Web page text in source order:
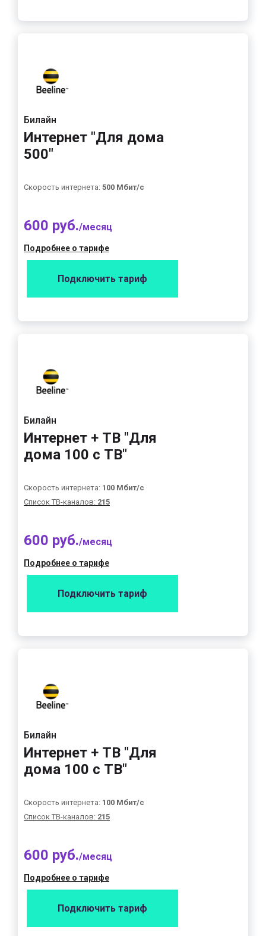
Билайн
Интернет "Для дома
500"
Скорость интернета: 500 Мбит/с
600 руб./месяц
Подробнее о тарифе
Подключить тариф
Билайн
Интернет + ТВ "Для
дома 100 с ТВ"
Скорость интернета: 100 Мбит/с
Список ТВ-каналов: 215
600 руб./месяц
Подробнее о тарифе
Подключить тариф
Билайн
Интернет + ТВ "Для
дома 100 с ТВ"
Скорость интернета: 100 Мбит/с
Список ТВ-каналов: 215
600 руб./месяц
Подробнее о тарифе
Подключить тариф